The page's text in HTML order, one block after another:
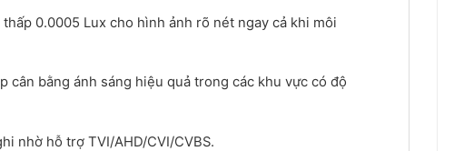
0.0005 Lux cho hình ảnh rõ nét ngay cả khi môi
cân bằng ánh sáng hiệu quả trong các khu vực có độ
nhờ hỗ trợ TVI/AHD/CVI/CVBS.